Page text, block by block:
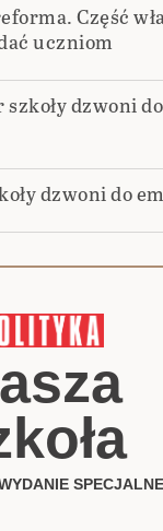
Część
uczniom
dzwoni do
dzwoni do
SPECJALNE